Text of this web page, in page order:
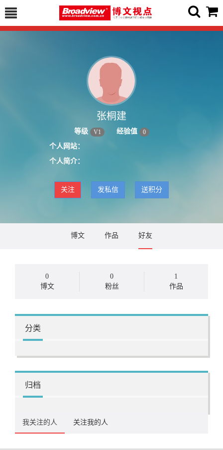
张桐建
等级 V1 经验值 0
个人网站：
个人简介：
关注 发私信 送积分
博文 作品 好友
0
博文
0
粉丝
1
作品
分类
归档
我关注的人 关注我的人